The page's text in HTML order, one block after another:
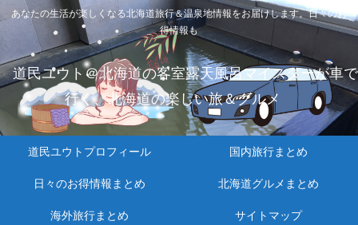
あなたの生活が楽しくなる北海道旅行＆温泉地情報をお届けします。日々のお
得情報も
道民ユウト＠北海道の客室露天風呂マイスターが車で
行く、北海道の楽しい旅＆グルメ
道民ユウトプロフィール 国内旅行まとめ
日々のお得情報まとめ 北海道グルメまとめ
海外旅行まとめ サイトマップ